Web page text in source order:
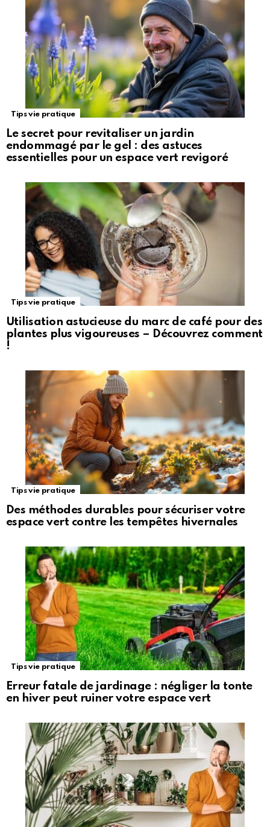
Tips vie pratique
Le secret pour revitaliser un jardin
endommagé par le gel : des astuces
essentielles pour un espace vert revigoré
Tips vie pratique
Utilisation astucieuse du marc de café pour des
plantes plus vigoureuses – Découvrez comment
!
Tips vie pratique
Des méthodes durables pour sécuriser votre
espace vert contre les tempêtes hivernales
Tips vie pratique
Erreur fatale de jardinage : négliger la tonte
en hiver peut ruiner votre espace vert